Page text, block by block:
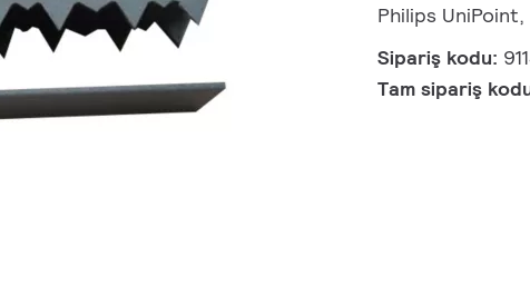
Philips
Sipariş kodu:
Tam sipariş